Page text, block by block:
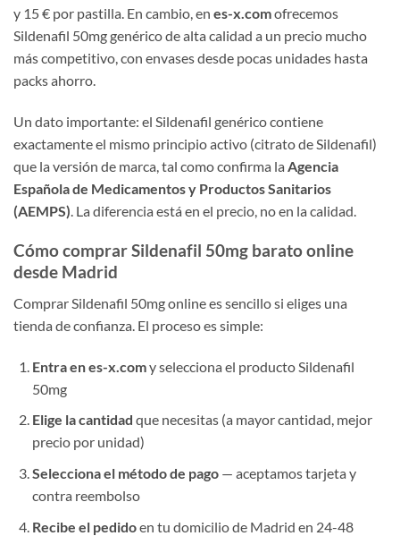
y 15 € por pastilla. En cambio, en es-x.comofrecemos
Sildenafil 50mg genérico de alta calidad a un precio mucho
más competitivo, con envases desde pocas unidades hasta
packs ahorro.
Un dato importante: el Sildenafil genérico contiene
exactamente el mismo principio activo (citrato de Sildenafil)
que la versión de marca, tal como confirma la Agencia
Española de Medicamentos y Productos Sanitarios
(AEMPS) . La diferencia está en el precio, no en la calidad.
Cómo comprar Sildenafil 50mg barato online
desde Madrid
Comprar Sildenafil 50mg online es sencillo si eliges una
tienda de confianza. El proceso es simple:
Entra en es-x.comy selecciona el producto Sildenafil
50mg
Elige la cantidad que necesitas (a mayor cantidad, mejor
precio por unidad)
Selecciona el método de pago— aceptamos tarjeta y
contra reembolso
Recibe el pedidoen tu domicilio de Madrid en 24-48